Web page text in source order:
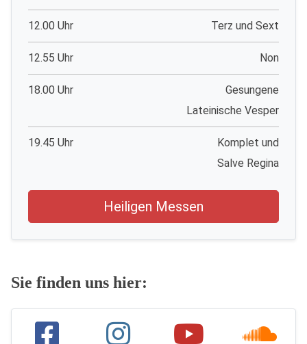
12.00 Uhr Terz und Sext
12.55 Uhr Non
18.00 Uhr
Gesungene
Lateinische Vesper
19.45 Uhr
Komplet und
Salve Regina
Heiligen Messen
Sie finden uns hier: